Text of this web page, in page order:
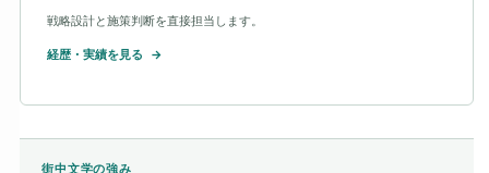
戦略設計と施策判断を直接担当します。
経歴・実績を見る
街中文学の強み